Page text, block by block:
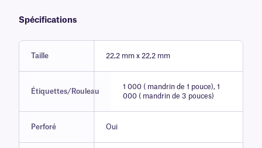
Spécifications
Taille 22,2 mm x 22,2 mm
Étiquettes/Rouleau
1 000 ( mandrin de 1 pouce), 1
000 ( mandrin de 3 pouces)
Perforé Oui